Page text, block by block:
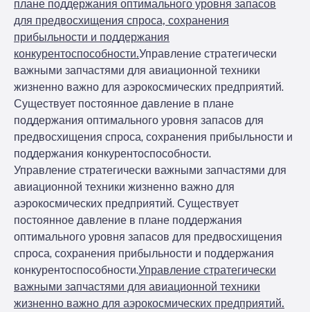
плане поддержания оптимального уровня запасов
для предвосхищения спроса, сохранения
прибыльности и поддержания
конкурентоспособности.Управление стратегически
важными запчастями для авиационной техники
жизненно важно для аэрокосмических предприятий.
Существует постоянное давление в плане
поддержания оптимального уровня запасов для
предвосхищения спроса, сохранения прибыльности и
поддержания конкурентоспособности.
Управление стратегически важными запчастями для
авиационной техники жизненно важно для
аэрокосмических предприятий. Существует
постоянное давление в плане поддержания
оптимального уровня запасов для предвосхищения
спроса, сохранения прибыльности и поддержания
конкурентоспособности.Управление стратегически
важными запчастями для авиационной техники
жизненно важно для аэрокосмических предприятий.